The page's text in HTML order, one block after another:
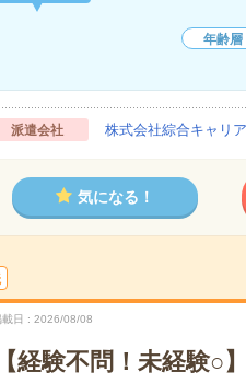
年齢層
派遣会社 株式会社綜合キャリ
気になる！
日 2026/08/08
【経験不問！未経験○